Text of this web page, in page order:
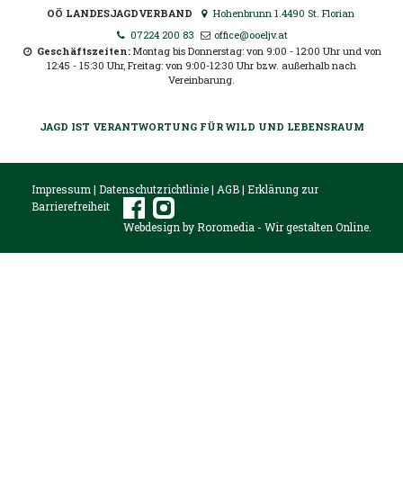
OÖ LANDESJAGDVERBAND
Hohenbrunn 1.4490 St. Florian
07224 200 83
office@ooeljv.at
Geschäftszeiten: Montag bis Donnerstag: von 9:00 - 12:00 Uhr und von
12:45 - 15:30 Uhr, Freitag: von 9:00-12:30 Uhr bzw. außerhalb nach
Vereinbarung.
JAGD IST VERANTWORTUNG FÜR WILD UND LEBENSRAUM
Impressum | Datenschutzrichtlinie| AGB| Erklärung zur
Barrierefreiheit
Webdesign byRoromedia - Wir gestalten Online.